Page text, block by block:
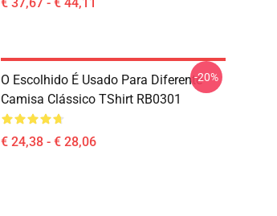
O Escolhido É Usado Para Diferente
Camisa Clássico TShirt RB0301
€ 24,38 - € 28,06
-20%